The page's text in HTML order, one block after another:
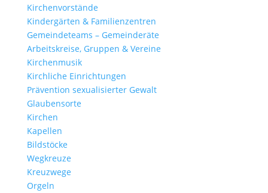
Kirchen­vor­stände
Kinder­gärten & Familienzentren
Gemein­de­teams – Gemeinderäte
Arbeits­kreise, Gruppen & Vereine
Kirchen­musik
Kirch­liche Einrichtungen
Präven­tion sexua­li­sierter Gewalt
Glau­ben­s­orte
Kirchen
Kapellen
Bild­stöcke
Wegkreuze
Kreuz­wege
Orgeln